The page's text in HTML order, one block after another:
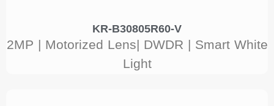
KR-B30805R60-V
2MP | Motorized Lens| DWDR | Smart White
Light